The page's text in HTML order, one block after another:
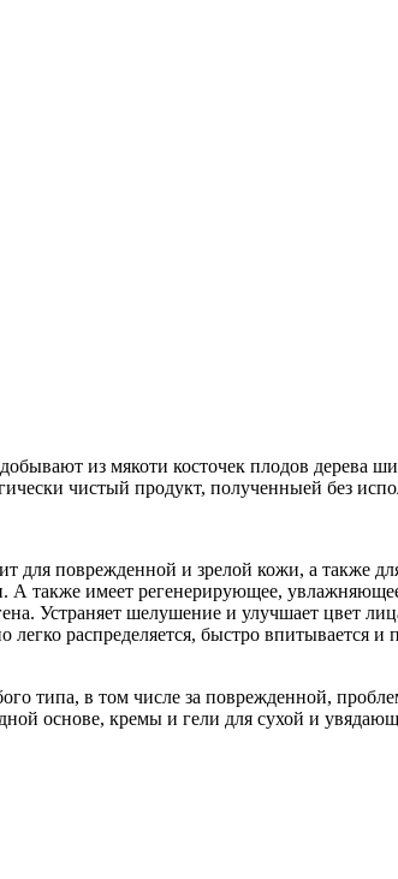
из мякоти косточек плодов дерева
чистый продукт, полученныей без
поврежденной и зрелой кожи, а также
также имеет регенерирующее,
Устраняет шелушение и улучшает цвет
распределяется, быстро впитывается и
типа, в том числе за поврежденной,
основе, кремы и гели для сухой и